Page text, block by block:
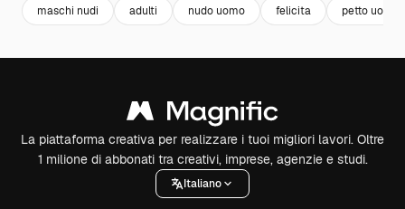
maschi nudi adulti nudo uomo felicita petto uomo
La piattaforma creativa per realizzare i tuoi migliori lavori. Oltre
1 milione di abbonati tra creativi, imprese, agenzie e studi.
Italiano